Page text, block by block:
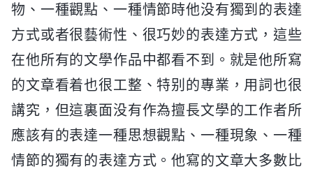
物、一種觀點、一種情節時他没有獨到的表達
方式或者很藝術性、很巧妙的表達方式，這些
在他所有的文學作品中都看不到。就是他所寫
的文章看着也很工整、特别的專業，用詞也很
講究，但這裏面没有作為擅長文學的工作者所
應該有的表達一種思想觀點、一種現象、一種
情節的獨有的表達方式。他寫的文章大多數比